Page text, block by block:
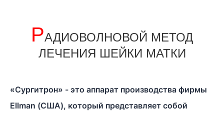
РАДИОВОЛНОВОЙ МЕТОД
ЛЕЧЕНИЯ ШЕЙКИ МАТКИ
«Сургитрон» - это аппарат производства фирмы
Ellman (США), который представляет собой